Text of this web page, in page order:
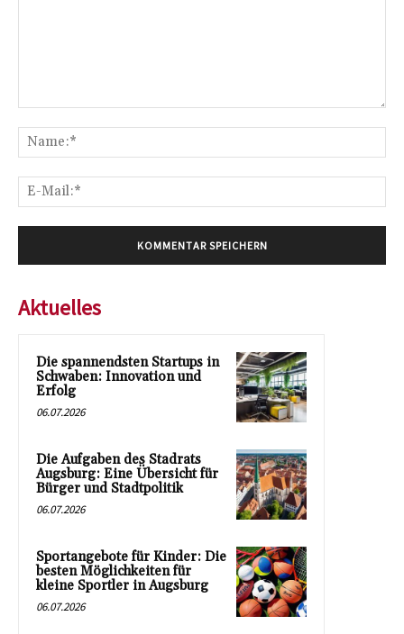
Aktuelles
Die spannendsten Startups in
Schwaben: Innovation und
Erfolg
06.07.2026
Die Aufgaben des Stadrats
Augsburg: Eine Übersicht für
Bürger und Stadtpolitik
06.07.2026
Sportangebote für Kinder: Die
besten Möglichkeiten für
kleine Sportler in Augsburg
06.07.2026